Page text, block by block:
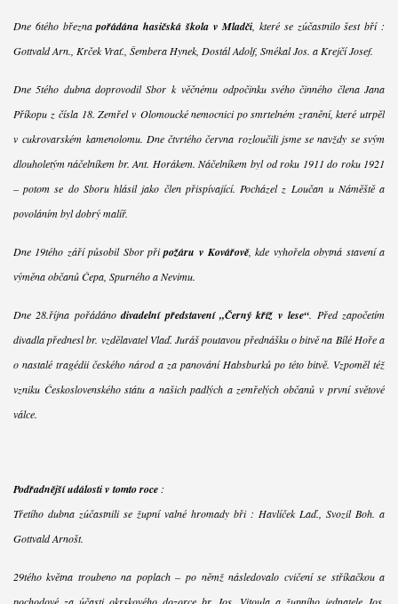
Dne 6tého březnapořádána hasičská škola v Mladči , které se zúčastnilo šest bří :
Gottvald Arn., Krček Vrať., Šembera Hynek, Dostál Adolf, Smékal Jos. a Krejčí Josef.
Dne 5tého dubna doprovodil Sbor k věčnému odpočinku svého činného člena Jana
Příkopu z čísla 18. Zemřel v Olomoucké nemocnici po smrtelném zranění, které utrpěl
v cukrovarském kamenolomu. Dne čtvrtého června rozloučili jsme se navždy se svým
dlouholetým náčelníkem br. Ant. Horákem. Náčelníkem byl od roku 1911 do roku 1921
– potom se do Sboru hlásil jako člen přispívající. Pocházel z Loučan u Náměště a
povoláním byl dobrý malíř.
Dne 19tého září působil Sbor připožáru v Kovářově, kde vyhořela obytná stavení a
výměna občanů Čepa, Spurného a Nevimu.
Dne 28.října pořádánodivadelní představení „Černý kříž v lese“. Před započetím
divadla přednesl br. vzdělavatel Vlaď. Juráš poutavou přednášku o bitvě na Bílé Hoře a
o nastalé tragédii českého národ a za panování Habsburků po této bitvě. Vzpoměl též
vzniku Československého státu a našich padlých a zemřelých občanů v první světové
válce.
Podřadnější události v tomto roce :
Třetího dubna zúčastnili se župní valné hromady bři : Havlíček Laď., Svozil Boh. a
Gottvald Arnošt.
29tého května troubeno na poplach – po němž následovalo cvičení se stříkačkou a